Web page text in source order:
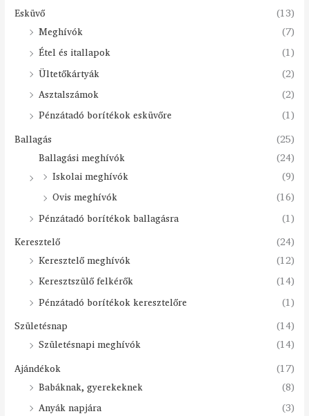
Esküvő
(13)
Meghívók
(7)
Étel és itallapok
(1)
Ültetőkártyák
(2)
Asztalszámok
(2)
Pénzátadó borítékok esküvőre
(1)
Ballagás
(25)
Ballagási meghívók
(24)
Iskolai meghívók
(9)
Ovis meghívók
(16)
Pénzátadó borítékok ballagásra
(1)
Keresztelő
(24)
Keresztelő meghívók
(12)
Keresztszülő felkérők
(14)
Pénzátadó borítékok keresztelőre
(1)
Születésnap
(14)
Születésnapi meghívók
(14)
Ajándékok
(17)
Babáknak, gyerekeknek
(8)
Anyák napjára
(3)